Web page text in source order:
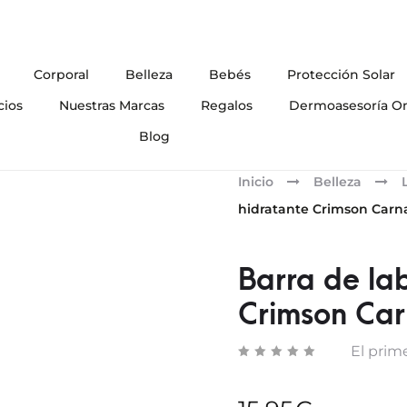
Corporal Belleza Bebés
Protección Solar
Nuestras Marcas Regalos
Dermoasesoría
Blog
Inicio Belleza
hidratante Crimson
Barra de
Crimson
El